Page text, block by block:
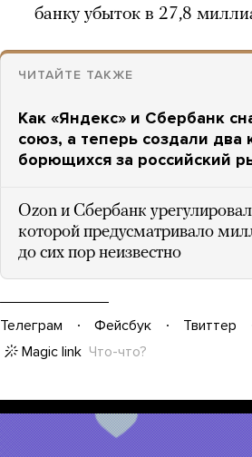
банку убыток в 27,8
ЧИТАЙТЕ ТАКЖЕ
Как «Яндекс» и Сбербанк
союз, а теперь создали два
борющихся за российский
Ozon и Сбербанк
которой предусматривало
до сих пор неизвестно
Телеграм Фейсбук Твиттер
Magic link Что-что?